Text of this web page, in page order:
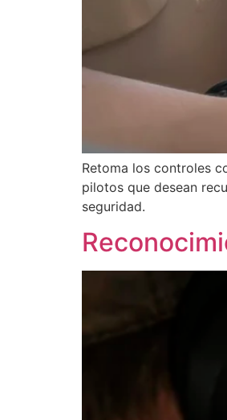
Retoma los controles
pilotos que desean
seguridad.